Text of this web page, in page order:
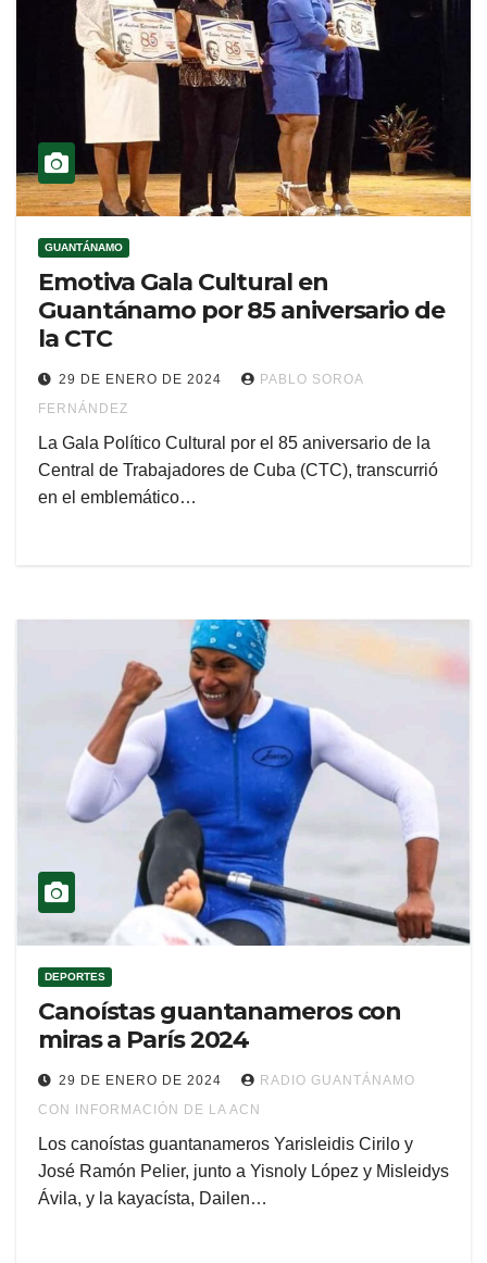
GUANTÁNAMO
Emotiva Gala Cultural en
Guantánamo por 85 aniversario de
la CTC
29 DE ENERO DE 2024
PABLO SOROA
FERNÁNDEZ
La Gala Político Cultural por el 85 aniversario de la
Central de Trabajadores de Cuba (CTC), transcurrió
en el emblemático…
DEPORTES
Canoístas guantanameros con
miras a París 2024
29 DE ENERO DE 2024
RADIO GUANTÁNAMO
CON INFORMACIÓN DE LA ACN
Los canoístas guantanameros Yarisleidis Cirilo y
José Ramón Pelier, junto a Yisnoly López y Misleidys
Ávila, y la kayacísta, Dailen…